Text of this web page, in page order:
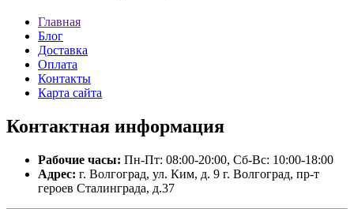
Главная
Блог
Доставка
Оплата
Контакты
Карта сайта
Контактная информация
Рабочие часы: Пн-Пт: 08:00-20:00, Сб-Вс: 10:00-18:00
Адрес: г. Волгоград, ул. Ким, д. 9 г. Волгоград, пр-т
героев Сталинграда, д.37